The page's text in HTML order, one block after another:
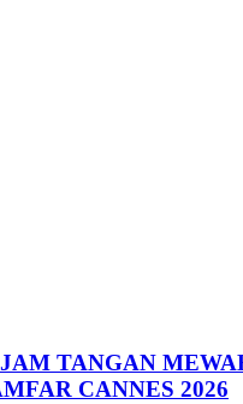
TANGAN
CANNES 2026